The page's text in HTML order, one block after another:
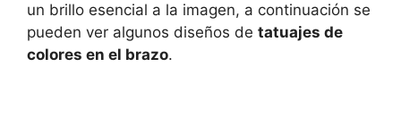
un brillo esencial a la imagen, a continuación se
pueden ver algunos diseños de tatuajes de
colores en el brazo.